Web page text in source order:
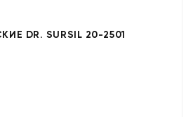
DR. SURSIL 20-2501